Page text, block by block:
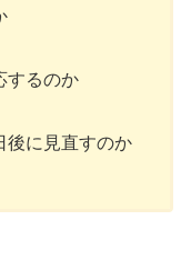
するのか
後に見直すのか